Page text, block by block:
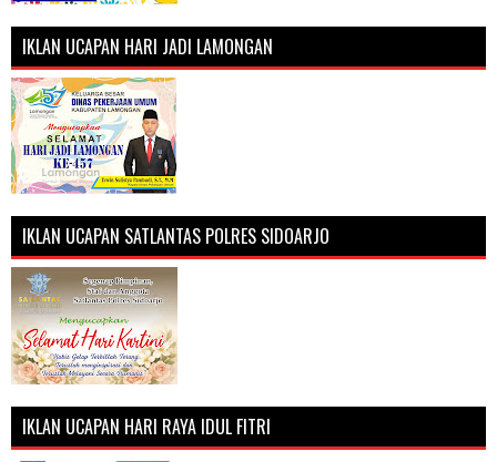
IKLAN UCAPAN HARI JADI LAMONGAN
IKLAN UCAPAN SATLANTAS POLRES SIDOARJO
IKLAN UCAPAN HARI RAYA IDUL FITRI